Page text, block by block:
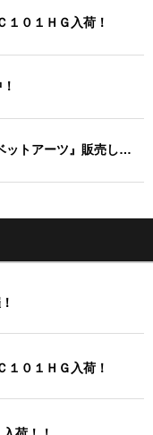
１０１ＨＧ入荷！
ットアーツ』販売し…
１０１ＨＧ入荷！